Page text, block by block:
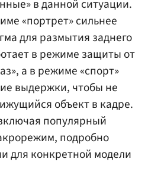
в данной ситуации.
«портрет» сильнее
для размытия заднего
в режиме защиты от
а в режиме «спорт»
выдержки, чтобы не
объект в кадре.
популярный
подробно
для конкретной модели